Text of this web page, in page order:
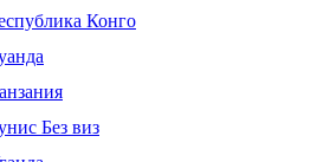
Конго
Без виз